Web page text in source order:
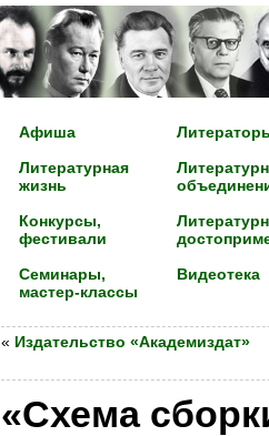
Афиша
Литературная
жизнь
Конкурсы,
фестивали
Семинары,
мастер-классы
Видеотека
« Издательство «Академиздат»
«Схема